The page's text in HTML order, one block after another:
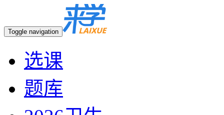
Toggle navigation
选课
题库